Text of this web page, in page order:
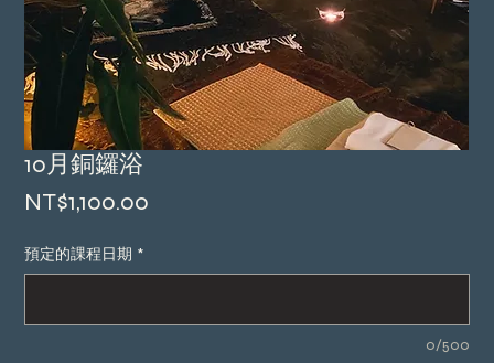
10月銅鑼浴
NT$1,100.00
預定的課程日期 *
0/500